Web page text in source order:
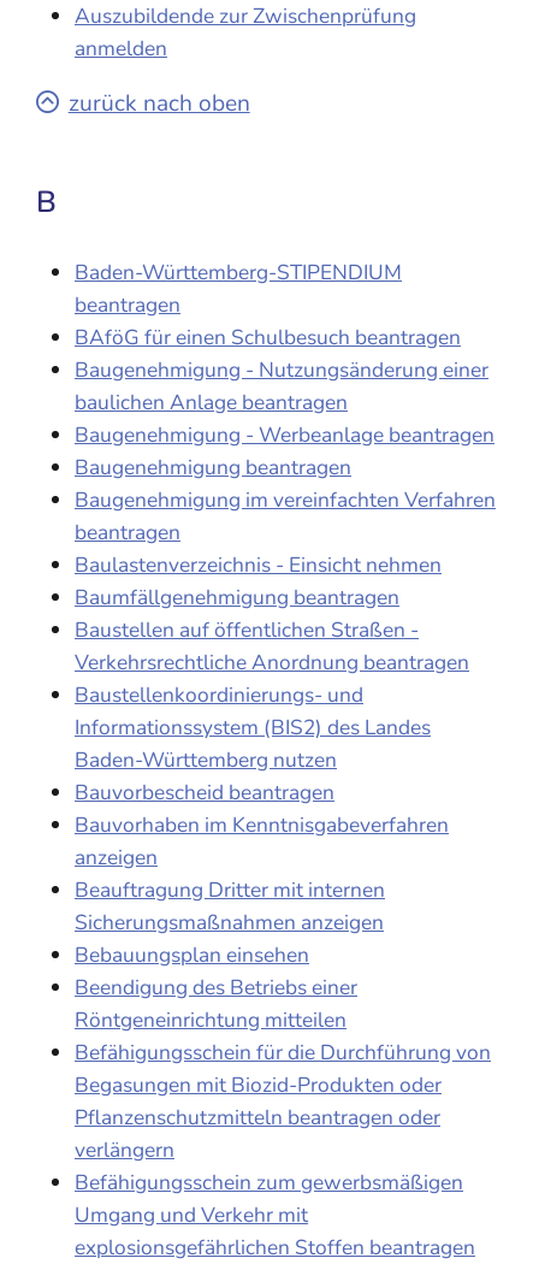
Auszubildende zur Zwischenprüfung
anmelden
zurück nach oben
B
Baden-Württemberg-STIPENDIUM
beantragen
BAföG für einen Schulbesuch beantragen
Baugenehmigung - Nutzungsänderung einer
baulichen Anlage beantragen
Baugenehmigung - Werbeanlage beantragen
Baugenehmigung beantragen
Baugenehmigung im vereinfachten Verfahren
beantragen
Baulastenverzeichnis - Einsicht nehmen
Baumfällgenehmigung beantragen
Baustellen auf öffentlichen Straßen -
Verkehrsrechtliche Anordnung beantragen
Baustellenkoordinierungs- und
Informationssystem (BIS2) des Landes
Baden-Württemberg nutzen
Bauvorbescheid beantragen
Bauvorhaben im Kenntnisgabeverfahren
anzeigen
Beauftragung Dritter mit internen
Sicherungsmaßnahmen anzeigen
Bebauungsplan einsehen
Beendigung des Betriebs einer
Röntgeneinrichtung mitteilen
Befähigungsschein für die Durchführung von
Begasungen mit Biozid-Produkten oder
Pflanzenschutzmitteln beantragen oder
verlängern
Befähigungsschein zum gewerbsmäßigen
Umgang und Verkehr mit
explosionsgefährlichen Stoffen beantragen